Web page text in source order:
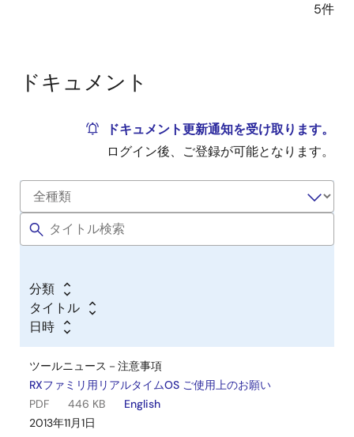
5件
ドキュメント
ドキュメント更新通知を受け取ります。
ログイン後、ご登録が可能となります。
分類
タイトル
日時
ツールニュース－注意事項
RXファミリ用リアルタイムOS ご使用上のお願い
PDF
446 KB
English
2013年11月1日